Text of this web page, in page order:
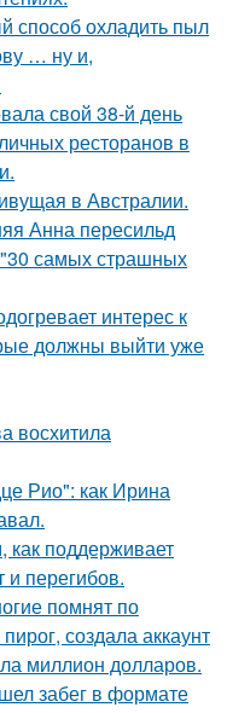
способ охладить пыл
… ну и,
свой 38-й день
ресторанов в
в Австралии.
Анна пересильд
самых страшных
интерес к
должны выйти уже
восхитила
Рио": как Ирина
как поддерживает
и перегибов.
помнят по
создала аккаунт
миллион долларов.
забег в формате